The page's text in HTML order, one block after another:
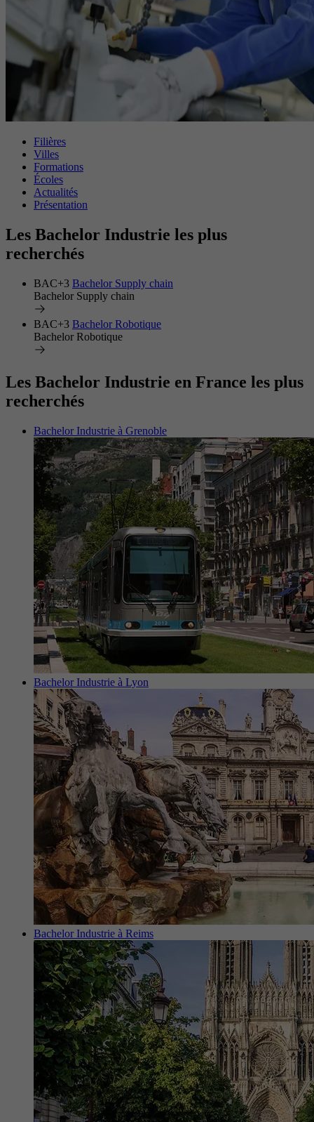
Filières
Villes
Formations
Écoles
Actualités
Présentation
Les Bachelor Industrie les plus
recherchés
BAC+3 Bachelor Supply chain
Bachelor Supply chain
BAC+3 Bachelor Robotique
Bachelor Robotique
Les Bachelor Industrie en France les plus
recherchés
Bachelor Industrie à Grenoble
Bachelor Industrie à Lyon
Bachelor Industrie à Reims